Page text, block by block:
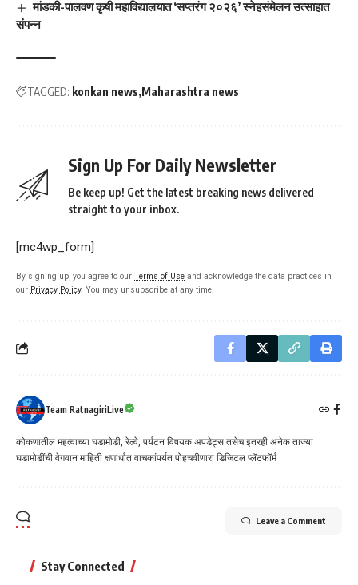
मांडकी-पालवण कृषी महाविद्यालयात ‘सप्तरंग २०२६’ स्नेहसंमेलन उत्साहात
संपन्न
TAGGED: konkan news Maharashtra news
Sign Up For Daily Newsletter
Be keep up! Get the latest breaking news delivered
straight to your inbox.
[mc4wp_form]
By signing up, you agree to our Terms of Use and acknowledge the data practices in
our Privacy Policy. You may unsubscribe at any time.
Team RatnagiriLive
कोकणातील महत्वाच्या घडामोडी, रेल्वे, पर्यटन विषयक अपडेट्स तसेच इतरही अनेक ताज्या
घडामोडींची वेगवान माहिती क्षणार्धात वाचकांपर्यत पोहचवीणारा डिजिटल प्लॅटफॉर्म
Leave a Comment
Stay Connected